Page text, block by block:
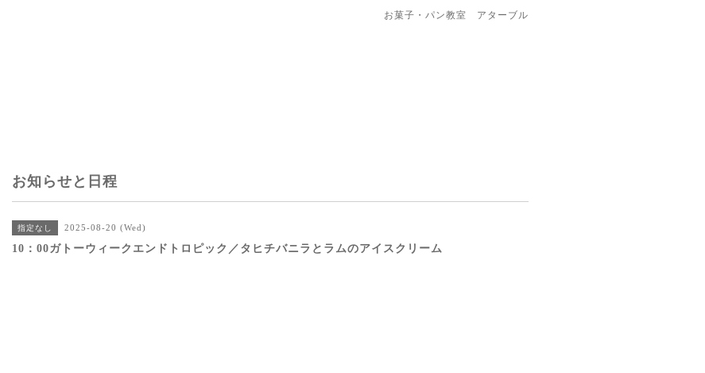
お菓子・パン教室 アターブル
お知らせと日程
指定なし 2025-08-20 (Wed)
10：00ガトーウィークエンドトロピック／タヒチバニラとラムのアイスクリーム